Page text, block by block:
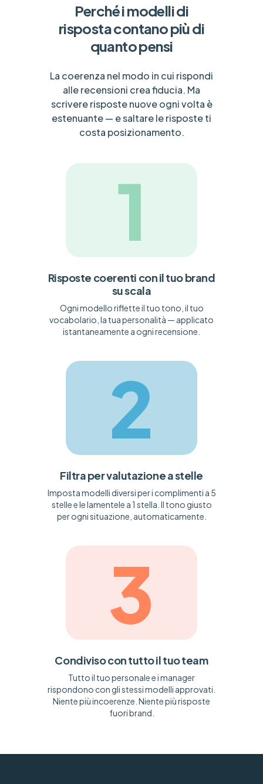
Perché i modelli di
risposta contano più di
quanto pensi
La coerenza nel modo in cui rispondi
alle recensioni crea fiducia. Ma
scrivere risposte nuove ogni volta è
estenuante — e saltare le risposte ti
costa posizionamento.
1
Risposte coerenti con il tuo brand
su scala
Ogni modello riflette il tuo tono, il tuo
vocabolario, la tua personalità — applicato
istantaneamente a ogni recensione.
2
Filtra per valutazione a stelle
Imposta modelli diversi per i complimenti a 5
stelle e le lamentele a 1 stella. Il tono giusto
per ogni situazione, automaticamente.
3
Condiviso con tutto il tuo team
Tutto il tuo personale e i manager
rispondono con gli stessi modelli approvati.
Niente più incoerenze. Niente più risposte
fuori brand.